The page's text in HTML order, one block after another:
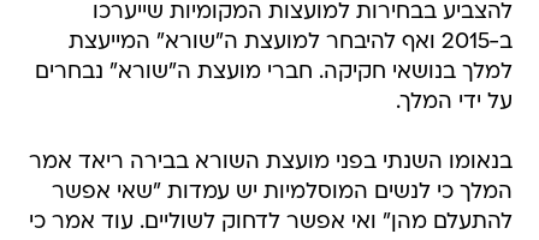
להצביע בבחירות למועצות המקומיות שייערכו
ב-2015 ואף להיבחר למועצת ה"שורא" המייעצת
למלך בנושאי חקיקה. חברי מועצת ה"שורא" נבחרים
על ידי המלך.
בנאומו השנתי בפני מועצת השורא בבירה ריאד אמר
המלך כי לנשים המוסלמיות יש עמדות "שאי אפשר
להתעלם מהן" ואי אפשר לדחוק לשוליים. עוד אמר כי